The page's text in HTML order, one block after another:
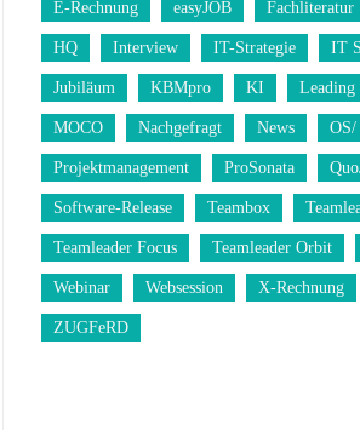
E-Rechnung easyJOB Fachliteratur
HQ Interview IT-Strategie IT
Jubiläum KBMpro KI Leading
MOCO Nachgefragt News OS/
Projektmanagement ProSonata
Software-Release Teambox
Teamleader Focus Teamleader Orbit
Webinar Websession X-Rechnung
ZUGFeRD